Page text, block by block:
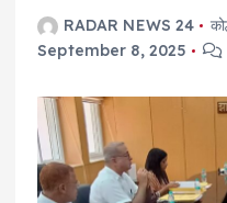
RADAR NEWS 24
September 8, 2025